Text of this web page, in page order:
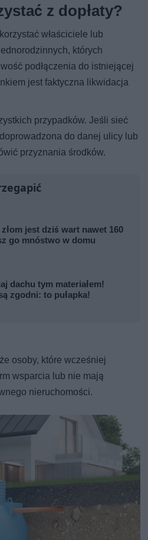
z dopłaty?
właściciele lub
których
podłączenia do istniejącej
jest faktyczna likwidacja
przypadków. Jeśli sieć
do danej ulicy lub
przyznania środków.
jest dziś wart nawet 160
go mnóstwo w domu
dachu tym materiałem!
zgodni: to pułapka!
osoby, które wcześniej
wsparcia lub nie mają
nieruchomości.